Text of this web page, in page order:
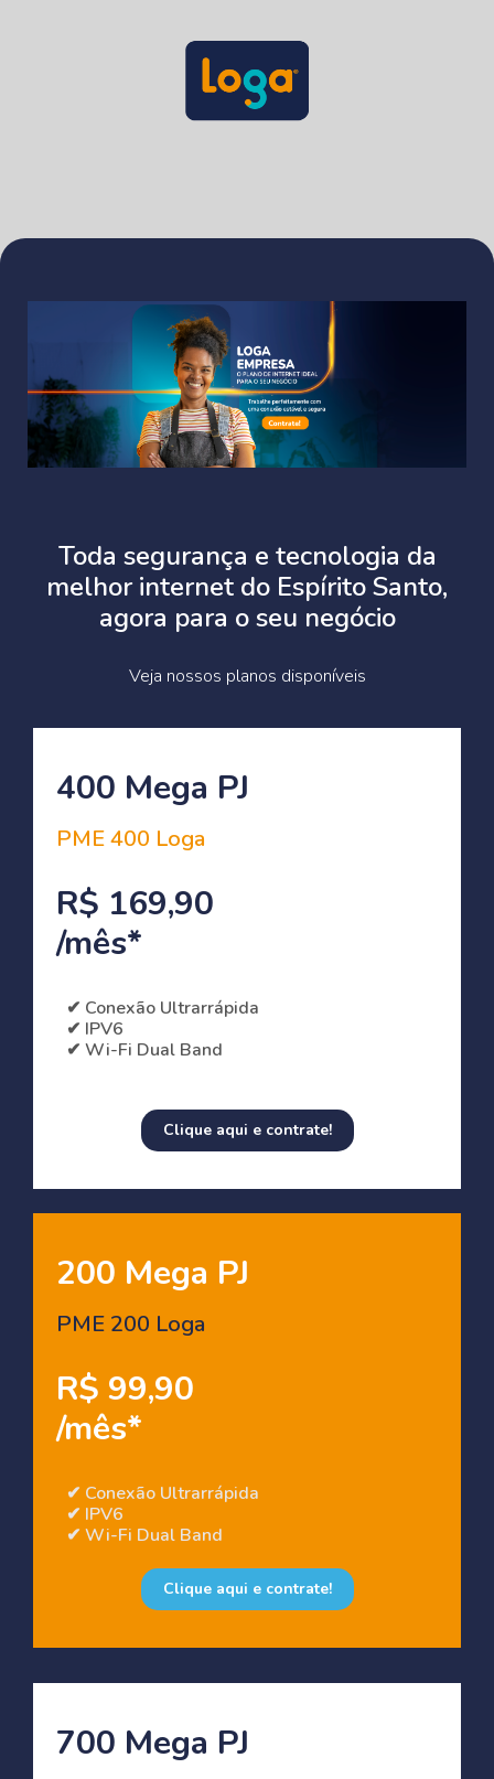
Toda segurança e tecnologia da
melhor internet do Espírito Santo,
agora para o seu negócio
Veja nossos planos disponíveis
400 Mega PJ
PME 400 Loga
R$ 169,90
/mês*
✔ Conexão Ultrarrápida
✔ IPV6
✔ Wi-Fi Dual Band
Clique aqui e contrate!
200 Mega PJ
PME 200 Loga
R$ 99,90
/mês*
✔ Conexão Ultrarrápida
✔ IPV6
✔ Wi-Fi Dual Band
Clique aqui e contrate!
700 Mega PJ